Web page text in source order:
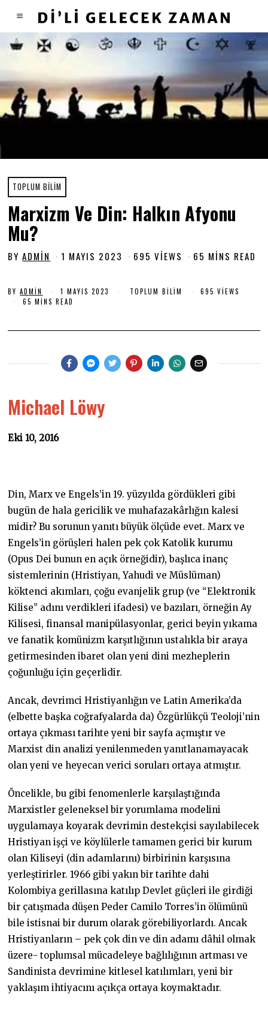
TOPLUM BILIM
Marxizm Ve Din: Halkın Afyonu
Mu?
BYADMIN 1 MAYIS 2023
2
2
3
695 VIEWS 65 MINS READ
BYADMIN 1 MAYIS 2023
0
2
3
TOPLUM BILIM
695 VIEWS
65 MINS READ
Michael Löwy
Eki 10, 2016
Din, Marx ve Engels’in 19. yüzyılda gördükleri gibi
bugün de hala gericilik ve muhafazakârlığın kalesi
midir? Bu sorunun yanıtı büyük ölçüde evet. Marx ve
Engels’in görüşleri halen pek çok Katolik kurumu
(Opus Dei bunun en açık örneğidir), başlıca inanç
sistemlerinin (Hristiyan, Yahudi ve Müslüman)
köktenci akımları, çoğu evanjelik grup (ve “Elektronik
Kilise” adını verdikleri ifadesi) ve bazıları, örneğin Ay
Kilisesi, finansal manipülasyonlar, gerici beyin yıkama
ve fanatik komünizm karşıtlığının ustalıkla bir araya
getirmesinden ibaret olan yeni dini mezheplerin
çoğunluğu için geçerlidir.
Ancak, devrimci Hristiyanlığın ve Latin Amerika’da
(elbette başka coğrafyalarda da) Özgürlükçü Teoloji’nin
ortaya çıkması tarihte yeni bir sayfa açmıştır ve
Marxist din analizi yenilenmeden yanıtlanamayacak
olan yeni ve heyecan verici soruları ortaya atmıştır.
Öncelikle, bu gibi fenomenlerle karşılaştığında
Marxistler geleneksel bir yorumlama modelini
uygulamaya koyarak devrimin destekçisi sayılabilecek
Hristiyan işçi ve köylülerle tamamen gerici bir kurum
olan Kiliseyi (din adamlarını) birbirinin karşısına
yerleştirirler. 1966 gibi yakın bir tarihte dahi
Kolombiya gerillasına katılıp Devlet güçleri ile girdiği
bir çatışmada düşen Peder Camilo Torres’in ölümünü
bile istisnai bir durum olarak görebiliyorlardı. Ancak
Hristiyanların – pek çok din ve din adamı dâhil olmak
üzere- toplumsal mücadeleye bağlılığının artması ve
Sandinista devrimine kitlesel katılımları, yeni bir
yaklaşım ihtiyacını açıkça ortaya koymaktadır.